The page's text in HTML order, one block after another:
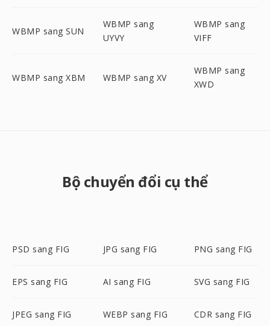
WBMP sang SUN
WBMP sang
UYVY
WBMP sang
VIFF
WBMP sang XBM WBMP sang XV
WBMP sang
XWD
Bộ chuyển đổi cụ thể
PSD sang FIG JPG sang FIG PNG sang FIG
EPS sang FIG AI sang FIG SVG sang FIG
JPEG sang FIG WEBP sang FIG CDR sang FIG